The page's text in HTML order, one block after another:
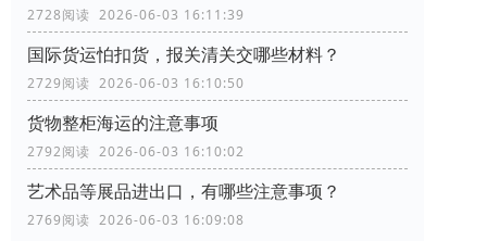
2728阅读 2026-06-03 16:11:39
国际货运怕扣货，报关清关交哪些材料？
2729阅读 2026-06-03 16:10:50
货物整柜海运的注意事项
2792阅读 2026-06-03 16:10:02
艺术品等展品进出口，有哪些注意事项？
2769阅读 2026-06-03 16:09:08